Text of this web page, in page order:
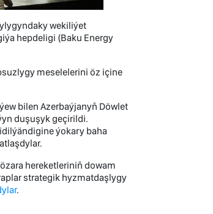
wekiliýet
hepdeligi (Baku Energy
meselelerini öz içine
bilen Azerbaýjanyň Döwlet
duşuşyk geçirildi.
ýokary baha
hereketleriniň dowam
strategik hyzmatdaşlygy
.